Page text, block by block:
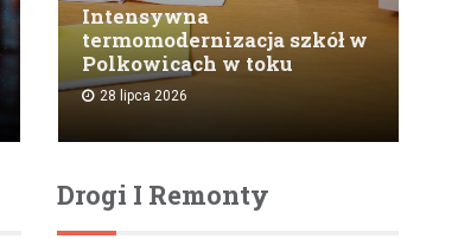
Intensywna
termomodernizacja szkół w
Polkowicach w toku
28 lipca 2026
Drogi I Remonty